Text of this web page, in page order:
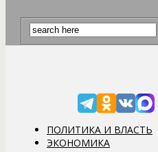
ПОЛИТИКА И ВЛАСТЬ
ЭКОНОМИКА